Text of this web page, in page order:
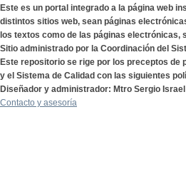
Este es un portal integrado a la página web
distintos sitios web, sean páginas
los textos como de las páginas
Sitio administrado por la Coordinación del
Este repositorio se rige por los preceptos
y el Sistema de Calidad con las siguientes
Diseñador y administrador: Mtro Sergio
Contacto y asesoría